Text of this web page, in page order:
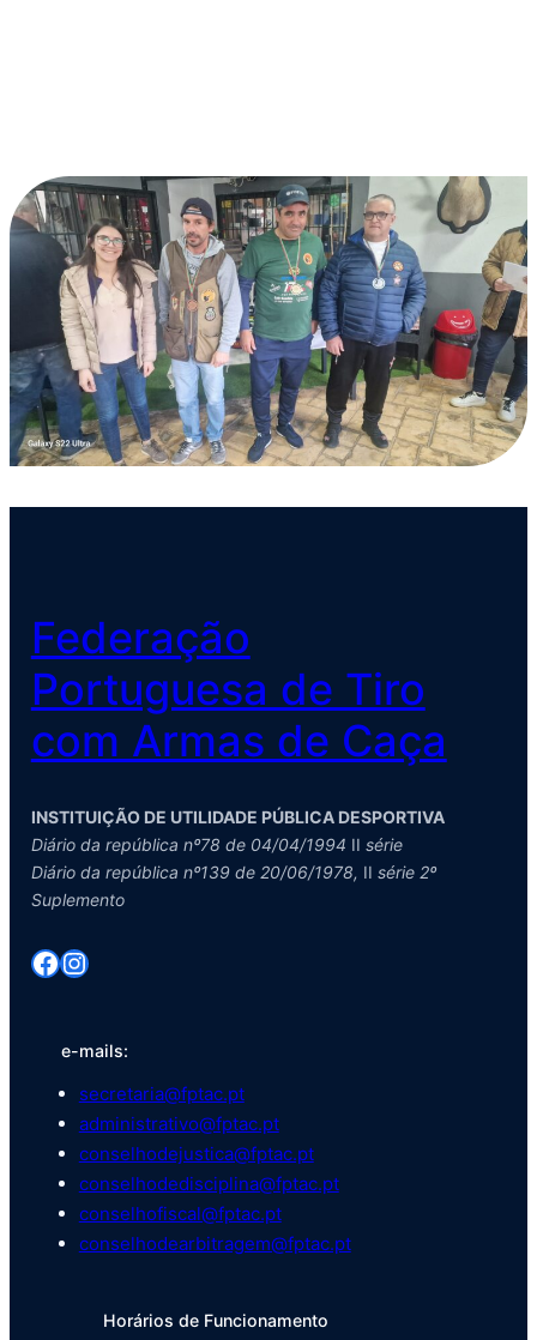
Federação
Portuguesa de Tiro
com Armas de Caça
INSTITUIÇÃO DE UTILIDADE PÚBLICA DESPORTIVA
Diário da república nº78 de 04/04/1994 II série
Diário da república nº139 de 20/06/1978, II série 2º
Suplemento
Facebook Instagram
e-mails:
secretaria@fptac.pt
administrativo@fptac.pt
conselhodejustica@fptac.pt
conselhodedisciplina@fptac.pt
conselhofiscal@fptac.pt
conselhodearbitragem@fptac.pt
Horários de Funcionamento